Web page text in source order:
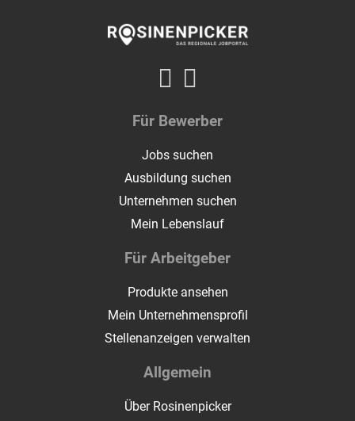
Für Bewerber
Jobs suchen
Ausbildung suchen
Unternehmen suchen
Mein Lebenslauf
Für Arbeitgeber
Produkte ansehen
Mein Unternehmensprofil
Stellenanzeigen verwalten
Allgemein
Über Rosinenpicker